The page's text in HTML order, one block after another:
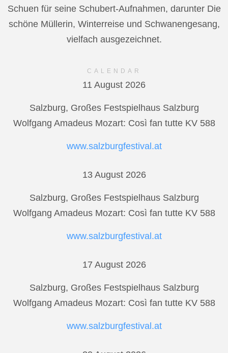
Schuen für seine Schubert-Aufnahmen, darunter Die
schöne Müllerin, Winterreise und Schwanengesang,
vielfach ausgezeichnet.
CALENDAR
11 August 2026
Salzburg, Großes Festspielhaus Salzburg
Wolfgang Amadeus Mozart: Così fan tutte KV 588
www.salzburgfestival.at
13 August 2026
Salzburg, Großes Festspielhaus Salzburg
Wolfgang Amadeus Mozart: Così fan tutte KV 588
www.salzburgfestival.at
17 August 2026
Salzburg, Großes Festspielhaus Salzburg
Wolfgang Amadeus Mozart: Così fan tutte KV 588
www.salzburgfestival.at